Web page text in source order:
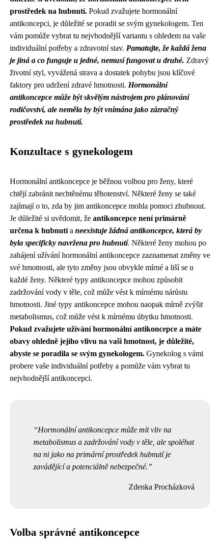
prostředek na hubnutí. Pokud zvažujete hormonální
antikoncepci, je důležité se poradit se svým gynekologem. Ten
vám pomůže vybrat tu nejvhodnější variantu s ohledem na vaše
individuální potřeby a zdravotní stav. Pamatujte, že každá žena
je jiná a co funguje u jedné, nemusí fungovat u druhé. Zdravý
životní styl, vyvážená strava a dostatek pohybu jsou klíčové
faktory pro udržení zdravé hmotnosti. Hormonální
antikoncepce může být skvělým nástrojem pro plánování
rodičovství, ale neměla by být vnímána jako zázračný
prostředek na hubnutí.
Konzultace s gynekologem
Hormonální antikoncepce je běžnou volbou pro ženy, které
chtějí zabránit nechtěnému těhotenství. Některé ženy se také
zajímají o to, zda by jim antikoncepce mohla pomoci zhubnout.
Je důležité si uvědomit, že antikoncepce není primárně
určena k hubnutía neexistuje žádná antikoncepce, která by
byla specificky navržena pro hubnutí. Některé ženy mohou po
zahájení užívání hormonální antikoncepce zaznamenat změny ve
své hmotnosti, ale tyto změny jsou obvykle mírné a liší se u
každé ženy. Některé typy antikoncepce mohou způsobit
zadržování vody v těle, což může vést k mírnému nárůstu
hmotnosti. Jiné typy antikoncepce mohou naopak mírně zvýšit
metabolismus, což může vést k mírnému úbytku hmotnosti.
Pokud zvažujete užívání hormonální antikoncepce a máte
obavy ohledně jejího vlivu na vaši hmotnost, je důležité,
abyste se poradila se svým gynekologem. Gynekolog s vámi
probere vaše individuální potřeby a pomůže vám vybrat tu
nejvhodnější antikoncepci.
Hormonální antikoncepce může mít vliv na
metabolismus a zadržování vody v těle, ale spoléhat
na ni jako na primární prostředek hubnutí je
zavádějící a potenciálně nebezpečné.
Zdenka Procházková
Volba správné antikoncepce